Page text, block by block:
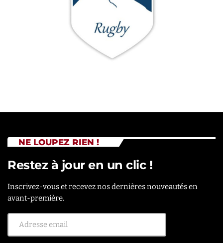
NE LOUPEZ RIEN !
Restez à jour en un clic !
Inscrivez-vous et recevez nos dernières nouveautés en
avant-première.